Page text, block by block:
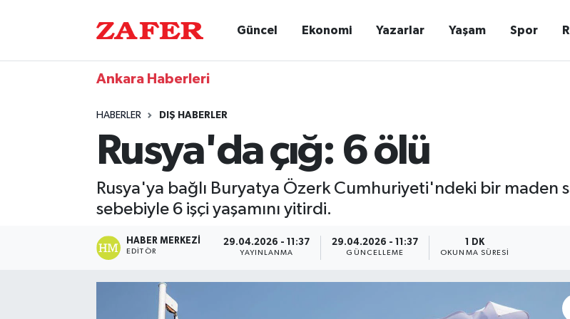
Güncel Ekonomi Yazarlar Yaşam Spor
Ankara Haberleri
HABERLER DIŞ HABERLER
Rusya'da çığ: 6 ölü
Rusya'ya bağlı Buryatya Özerk Cumhuriyeti'ndeki bir maden
sebebiyle 6 işçi yaşamını yitirdi.
HABER MERKEZI
EDITÖR
29.04.2026 - 11:37
YAYINLANMA
29.04.2026 - 11:37
GÜNCELLEME
1 DK
OKUNMA SÜRESI